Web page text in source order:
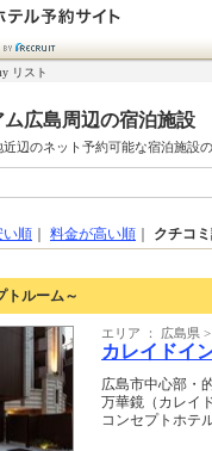
リスト
広島周辺の宿泊施設
辺のネット予約可能な宿泊施設
い順 料金が高い順 クチコ
トルーム～
エリア ： 広島県
カレイドイ
広島市中心部・
万華鏡（カレイ
コンセプトホテ